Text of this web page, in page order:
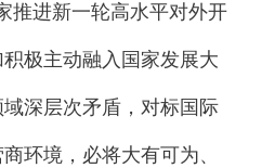
推进新一轮高水平对外开
极主动融入国家发展大
深层次矛盾，对标国际
环境，必将大有可为、